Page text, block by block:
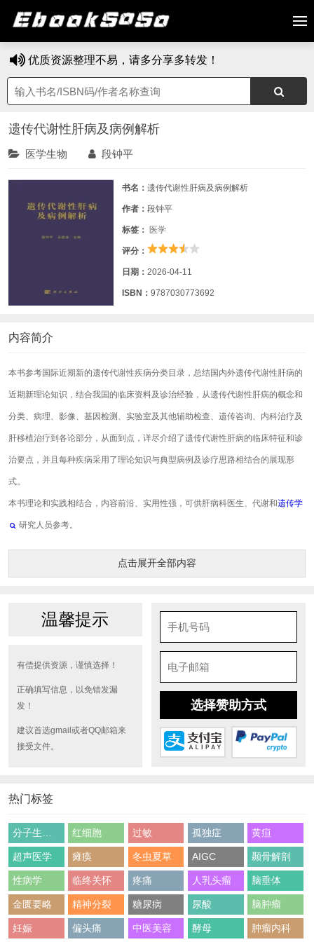
优质资源整理不易，请多分享多转发！
遗传代谢性肝病及病例解析
医学生物 段钟平
书名： 遗传代谢性肝病及病例解析
作者： 段钟平
标签： 医学
评分：
日期： 2026-04-11
ISBN： 9787030773692
内容简介
本书参考国际近期新的遗传代谢性疾病分类目录，总结国内外遗传代谢性肝病的
近期新理论知识，结合我国的临床资料及诊治经验，从遗传代谢性肝病的概念和
分类、病理、影像、基因检测、实验室及其他辅助检查、遗传咨询、内科治疗及
肝移植治疗到各论部分，从面到点，详尽介绍了遗传代谢性肝病的临床特征和诊
治要点，并且每种疾病采用了理论知识与典型病例及诊疗思路相结合的展现形
式。
本书理论和实践相结合，内容前沿、实用性强，可供肝病科医生、代谢和遗传学
研究人员参考。
点击展开全部内容
温馨提示
有偿提供资源，谨慎选择！
正确填写信息，以免错发漏
发！
建议首选gmail或者QQ邮箱来
接受文件。
选择赞助方式
热门标签
红细胞 过敏 孤独症 黄疸
超声医学 瘫痪 冬虫夏草 AIGC 颞骨解剖
性病学 临终关怀 疼痛 人乳头瘤 脑垂体
金匮要略 精神分裂 糖尿病 尿酸 脑肿瘤
妊娠 偏头痛 中医美容 酵母 肿瘤内科